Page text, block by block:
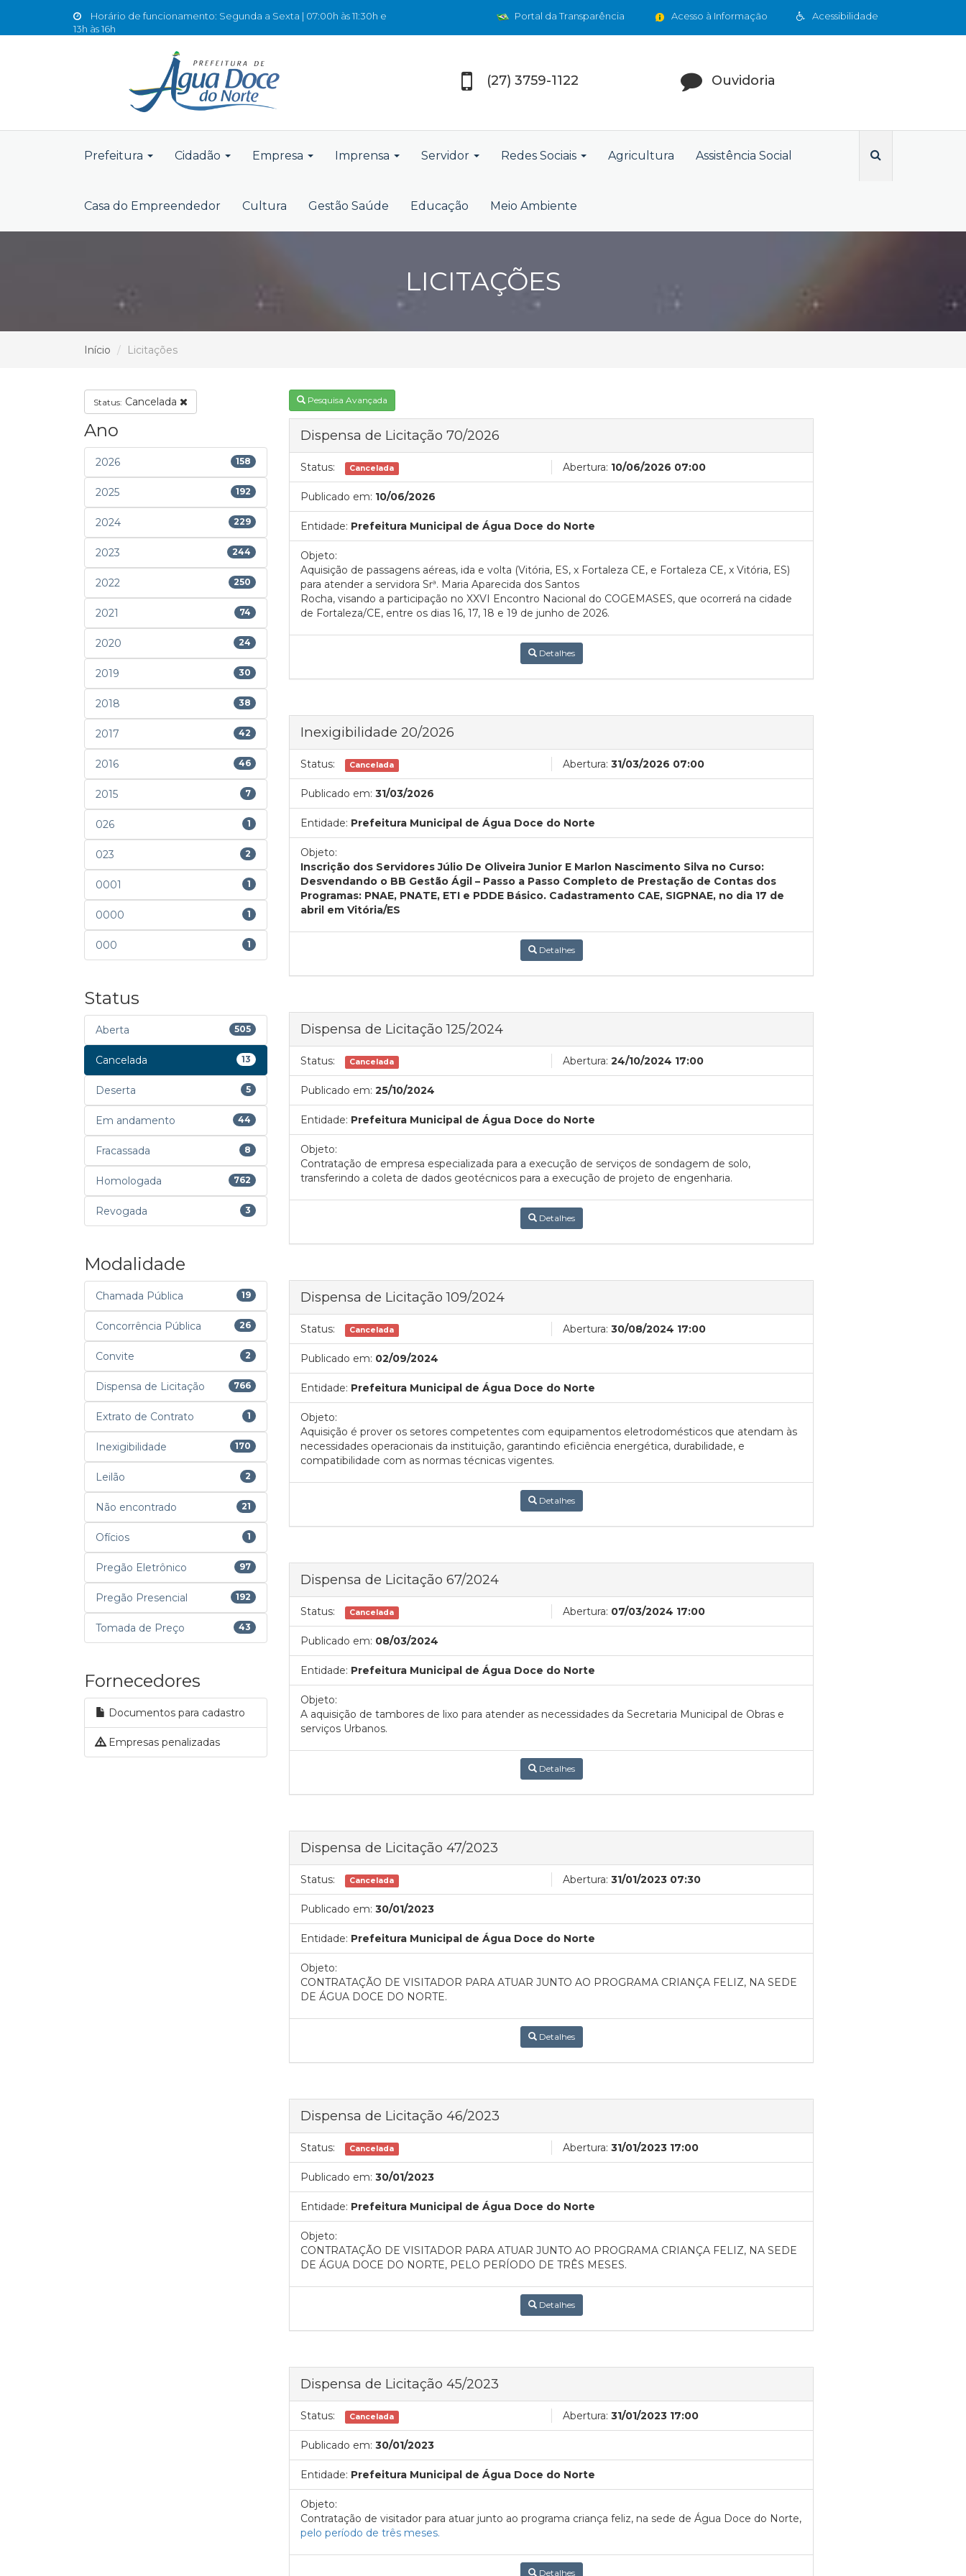
Horário de funcionamento: Segunda a Sexta | 07:00h às 11:30h e
13h às 16h
Acessibilidade
Acesso à Informação
Portal da Transparência
(27) 3759-1122 Ouvidoria
Prefeitura Cidadão Empresa Imprensa Servidor Redes Sociais Agricultura Assistência Social
Casa do Empreendedor Cultura Gestão Saúde Educação Meio Ambiente
LICITAÇÕES
Início Licitações
Status: Cancelada
Ano
2026 158
2025 192
2024 229
2023 244
2022 250
2021 74
2020 24
2019 30
2018 38
2017 42
2016 46
2015 7
026 1
023 2
0001 1
0000 1
000 1
Status
Aberta 505
Cancelada 13
Deserta 5
Em andamento 44
Fracassada 8
Homologada 762
Revogada 3
Modalidade
Chamada Pública 19
Concorrência Pública 26
Convite 2
Dispensa de Licitação 766
Extrato de Contrato 1
Inexigibilidade 170
Leilão 2
Não encontrado 21
Ofícios 1
Pregão Eletrônico 97
Pregão Presencial 192
Tomada de Preço 43
Fornecedores
Documentos para cadastro
Empresas penalizadas
Pesquisa Avançada
Dispensa de Licitação 70/2026
Status: Cancelada Abertura: 10/06/2026 07:00
Publicado em: 10/06/2026
Entidade: Prefeitura Municipal de Água Doce do Norte
Objeto:
Aquisição de passagens aéreas, ida e volta (Vitória, ES, x Fortaleza CE, e Fortaleza CE, x Vitória, ES)
para atender a servidora Srª. Maria Aparecida dos Santos
Rocha, visando a participação no XXVI Encontro Nacional do COGEMASES, que ocorrerá na cidade
de Fortaleza/CE, entre os dias 16, 17, 18 e 19 de junho de 2026.
Detalhes
Inexigibilidade 20/2026
Status: Cancelada Abertura: 31/03/2026 07:00
Publicado em: 31/03/2026
Entidade: Prefeitura Municipal de Água Doce do Norte
Objeto:
Inscrição dos Servidores Júlio De Oliveira Junior E Marlon Nascimento Silva no Curso:
Desvendando o BB Gestão Ágil – Passo a Passo Completo de Prestação de Contas dos
Programas: PNAE, PNATE, ETI e PDDE Básico. Cadastramento CAE, SIGPNAE, no dia 17 de
abril em Vitória/ES
Detalhes
Dispensa de Licitação 125/2024
Status: Cancelada Abertura: 24/10/2024 17:00
Publicado em: 25/10/2024
Entidade: Prefeitura Municipal de Água Doce do Norte
Objeto:
Contratação de empresa especializada para a execução de serviços de sondagem de solo,
transferindo a coleta de dados geotécnicos para a execução de projeto de engenharia.
Detalhes
Dispensa de Licitação 109/2024
Status: Cancelada Abertura: 30/08/2024 17:00
Publicado em: 02/09/2024
Entidade: Prefeitura Municipal de Água Doce do Norte
Objeto:
Aquisição é prover os setores competentes com equipamentos eletrodomésticos que atendam às
necessidades operacionais da instituição, garantindo eficiência energética, durabilidade, e
compatibilidade com as normas técnicas vigentes.
Detalhes
Dispensa de Licitação 67/2024
Status: Cancelada Abertura: 07/03/2024 17:00
Publicado em: 08/03/2024
Entidade: Prefeitura Municipal de Água Doce do Norte
Objeto:
A aquisição de tambores de lixo para atender as necessidades da Secretaria Municipal de Obras e
serviços Urbanos.
Detalhes
Dispensa de Licitação 47/2023
Status: Cancelada Abertura: 31/01/2023 07:30
Publicado em: 30/01/2023
Entidade: Prefeitura Municipal de Água Doce do Norte
Objeto:
CONTRATAÇÃO DE VISITADOR PARA ATUAR JUNTO AO PROGRAMA CRIANÇA FELIZ, NA SEDE
DE ÁGUA DOCE DO NORTE.
Detalhes
Dispensa de Licitação 46/2023
Status: Cancelada Abertura: 31/01/2023 17:00
Publicado em: 30/01/2023
Entidade: Prefeitura Municipal de Água Doce do Norte
Objeto:
CONTRATAÇÃO DE VISITADOR PARA ATUAR JUNTO AO PROGRAMA CRIANÇA FELIZ, NA SEDE
DE ÁGUA DOCE DO NORTE, PELO PERÍODO DE TRÊS MESES.
Detalhes
Dispensa de Licitação 45/2023
Status: Cancelada Abertura: 31/01/2023 17:00
Publicado em: 30/01/2023
Entidade: Prefeitura Municipal de Água Doce do Norte
Objeto:
Contratação de visitador para atuar junto ao programa criança feliz, na sede de Água Doce do Norte,
pelo período de três meses.
Detalhes